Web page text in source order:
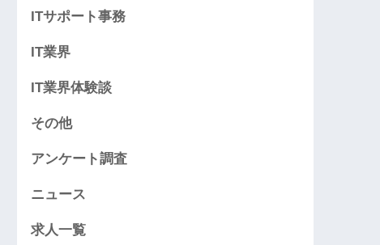
ITサポート事務
IT業界
IT業界体験談
その他
アンケート調査
ニュース
求人一覧